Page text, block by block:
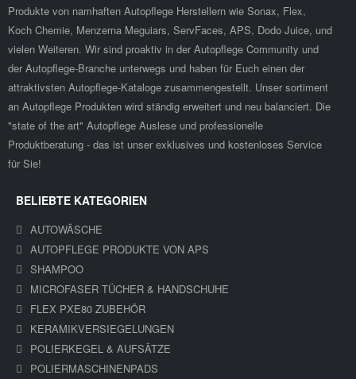
Produkte von namhaften Autopflege Herstellern wie Sonax, Flex,
Koch Chemie, Menzerna Meguiars, ServFaces, APS, Dodo Juice, und
vielen Weiteren. Wir sind proaktiv in der Autopflege Community und
der Autopflege-Branche unterwegs und haben für Euch einen der
attraktivsten Autopflege-Kataloge zusammengestellt. Unser sortiment
an Autopflege Produkten wird ständig erweitert und neu balanciert. Die
"state of the art" Autopflege Auslese und professionelle
Produktberatung - das ist unser exklusives und kostenloses Service
für Sie!
BELIEBTE KATEGORIEN
AUTOWÄSCHE
AUTOPFLEGE PRODUKTE VON APS
SHAMPOO
MICROFASER TÜCHER & HANDSCHUHE
FLEX PXE80 ZUBEHÖR
KERAMIKVERSIEGELUNGEN
POLIERKEGEL & AUFSÄTZE
POLIERMASCHINENPADS